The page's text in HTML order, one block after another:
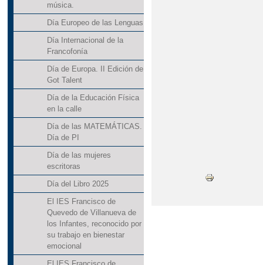
música.
Día Europeo de las Lenguas
Día Internacional de la
Francofonía
Día de Europa. II Edición de
Got Talent
Día de la Educación Física
en la calle
Día de las MATEMÁTICAS.
Día de PI
Día de las mujeres
escritoras
Día del Libro 2025
El IES Francisco de
Quevedo de Villanueva de
los Infantes, reconocido por
su trabajo en bienestar
emocional